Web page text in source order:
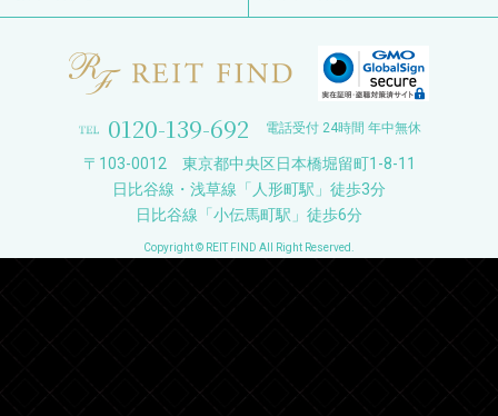
0120-139-692 電話受付 24時間 年中無休
〒103-0012 東京都中央区日本橋堀留町1-8-11
日比谷線・浅草線「人形町駅」徒歩3分
日比谷線「小伝馬町駅」徒歩6分
Copyright © REIT FIND All Right Reserved.